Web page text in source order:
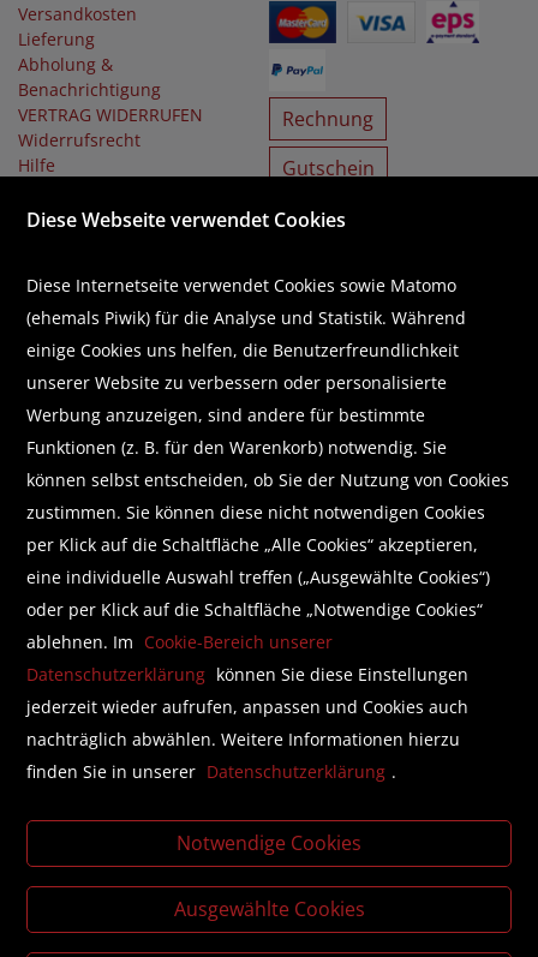
Versandkosten
Lieferung
Abholung &
Benachrichtigung
VERTRAG WIDERRUFEN
Widerrufsrecht
Hilfe
Rechnung
Gutschein
Vorauskasse
Buch suchen
Buchempfehlungen
Literaturlisten
Business Lounge
Öffnungszeiten
Über uns
Karriere
GUTSCHEIN
Abonnieren Sie unseren Newsletter
Wir helfen Ihnen beim Finden!
E-Mail:shop@brunnerbuch.at
Telefon:+43 (0) 5578 /75 278
Folgen Sie uns auf Facebook
Literatur beschaffen mit der Buchhandlung Brunner
Diese Webseite verwendet Cookies
Diese Internetseite verwendet Cookies sowie Matomo
(ehemals Piwik) für die Analyse und Statistik. Während
einige Cookies uns helfen, die Benutzerfreundlichkeit
unserer Website zu verbessern oder personalisierte
Werbung anzuzeigen, sind andere für bestimmte
Funktionen (z. B. für den Warenkorb) notwendig. Sie
können selbst entscheiden, ob Sie der Nutzung von Cookies
zustimmen. Sie können diese nicht notwendigen Cookies
per Klick auf die Schaltfläche „Alle Cookies“ akzeptieren,
eine individuelle Auswahl treffen („Ausgewählte Cookies“)
oder per Klick auf die Schaltfläche „Notwendige Cookies“
ablehnen. Im Cookie-Bereich unserer
Datenschutzerklärung können Sie diese Einstellungen
jederzeit wieder aufrufen, anpassen und Cookies auch
nachträglich abwählen. Weitere Informationen hierzu
finden Sie in unserer Datenschutzerklärung .
Notwendige Cookies
Ausgewählte Cookies